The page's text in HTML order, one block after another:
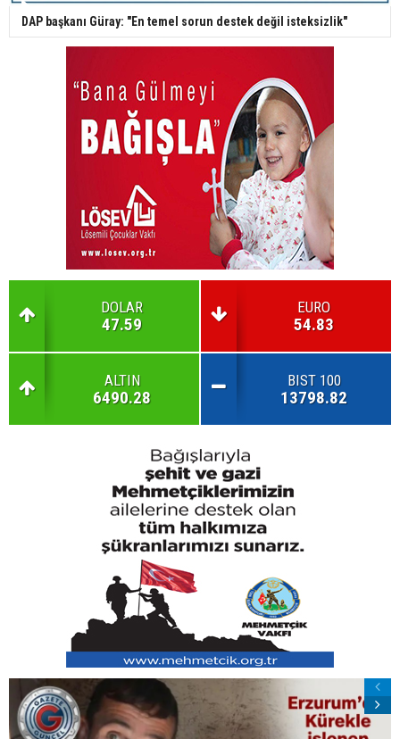
DAP başkanı Güray: "En temel sorun destek değil isteksizlik"
DOLAR
47.59
EURO
54.83
ALTIN
6490.28
BIST 100
13798.82